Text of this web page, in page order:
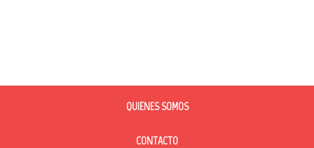
QUIÉNES SOMOS
CONTACTO